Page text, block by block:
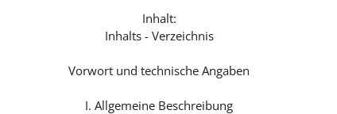
Inhalt:
Inhalts - Verzeichnis
Vorwort und technische Angaben
I. Allgemeine Beschreibung